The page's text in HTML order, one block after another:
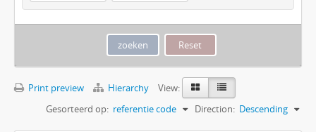
Print preview Hierarchy
View:
Gesorteerd op: referentie code Direction: Descending